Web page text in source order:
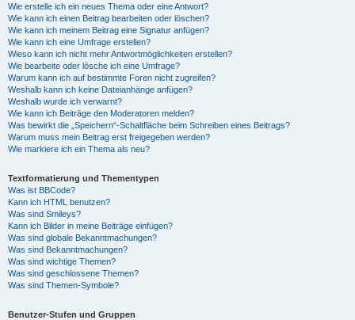
Wie erstelle ich ein neues Thema oder eine Antwort?
Wie kann ich einen Beitrag bearbeiten oder löschen?
Wie kann ich meinem Beitrag eine Signatur anfügen?
Wie kann ich eine Umfrage erstellen?
Wieso kann ich nicht mehr Antwortmöglichkeiten erstellen?
Wie bearbeite oder lösche ich eine Umfrage?
Warum kann ich auf bestimmte Foren nicht zugreifen?
Weshalb kann ich keine Dateianhänge anfügen?
Weshalb wurde ich verwarnt?
Wie kann ich Beiträge den Moderatoren melden?
Was bewirkt die „Speichern“-Schaltfläche beim Schreiben eines Beitrags?
Warum muss mein Beitrag erst freigegeben werden?
Wie markiere ich ein Thema als neu?
Textformatierung und Thementypen
Was ist BBCode?
Kann ich HTML benutzen?
Was sind Smileys?
Kann ich Bilder in meine Beiträge einfügen?
Was sind globale Bekanntmachungen?
Was sind Bekanntmachungen?
Was sind wichtige Themen?
Was sind geschlossene Themen?
Was sind Themen-Symbole?
Benutzer-Stufen und Gruppen